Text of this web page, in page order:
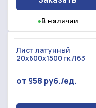
●В наличии
Лист латунный
20x600x1500 гк Л63
от 958 руб./ед.
Даю согласие на